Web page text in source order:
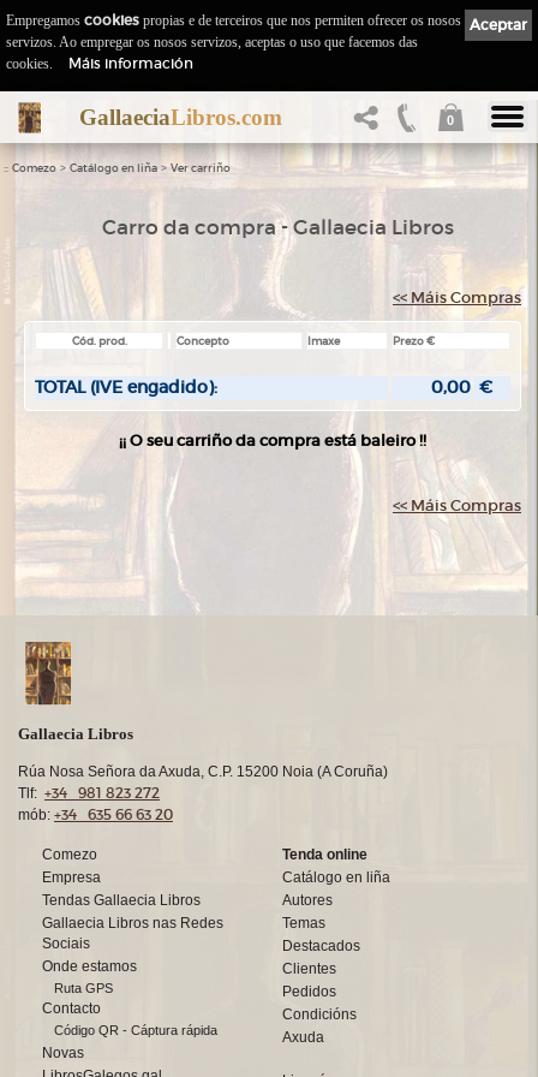
GallaeciaLibros.com 0
:: Comezo > Catálogo en liña > Ver carriño
Carro da compra - Gallaecia Libros
<< Máis Compras
Cód. prod. Concepto Imaxe Prezo €
TOTAL (IVE engadido): 0,00 €
¡¡ O seu carriño da compra está baleiro !!
<< Máis Compras
Gallaecia Libros
Rúa Nosa Señora da Axuda, C.P. 15200 Noia (A Coruña)
Tlf: +34 981 823 272
mób: +34 635 66 63 20
Comezo
Empresa
Tendas Gallaecia Libros
Gallaecia Libros nas Redes
Sociais
Onde estamos
Ruta GPS
Contacto
Código QR - Cáptura rápida
Novas
Tenda online
Catálogo en liña
Autores
Temas
Destacados
Clientes
Pedidos
Condicións
Axuda
Aceptar
Empregamos cookies propias e de terceiros que nos permiten ofrecer os nosos
servizos. Ao empregar os nosos servizos, aceptas o uso que facemos das
cookies.
Máis información